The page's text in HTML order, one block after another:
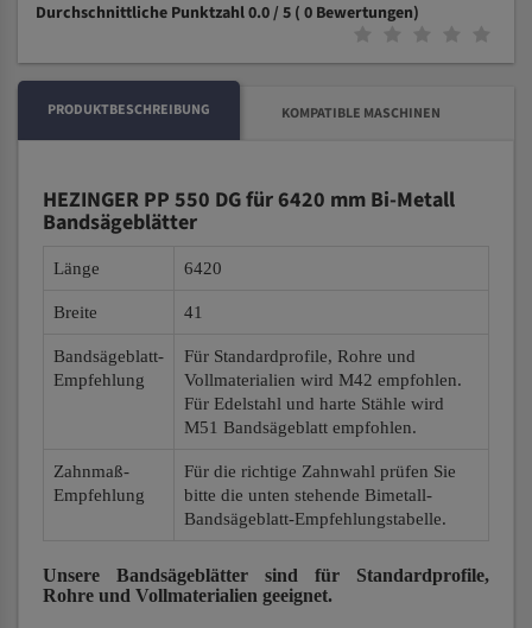
Durchschnittliche Punktzahl 0.0 / 5 ( 0 Bewertungen)
PRODUKTBESCHREIBUNG KOMPATIBLE MASCHINEN
HEZINGER PP 550 DG für 6420 mm Bi-Metall
Bandsägeblätter
Länge 6420
Breite 41
Bandsägeblatt-
Empfehlung
Für Standardprofile, Rohre und
Vollmaterialien wird M42 empfohlen.
Für Edelstahl und harte Stähle wird
M51 Bandsägeblatt empfohlen.
Zahnmaß-
Empfehlung
Für die richtige Zahnwahl prüfen Sie
bitte die unten stehende Bimetall-
Bandsägeblatt-Empfehlungstabelle.
Unsere Bandsägeblätter sind für Standardprofile,
Rohre und Vollmaterialien geeignet.